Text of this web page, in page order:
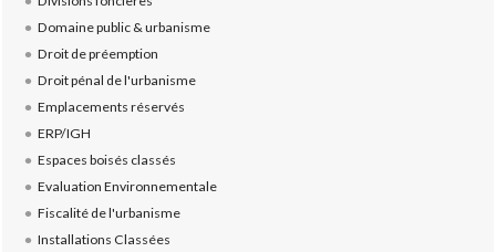
Domaine public & urbanisme
Droit de préemption
Droit pénal de l'urbanisme
Emplacements réservés
ERP/IGH
Espaces boisés classés
Evaluation Environnementale
Fiscalité de l'urbanisme
Installations Classées